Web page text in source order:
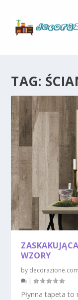
TAG:
WZORY
by
|
Płynna tapeta